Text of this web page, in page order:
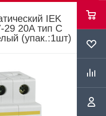
IEK
20A тип C
(упак.:1шт)